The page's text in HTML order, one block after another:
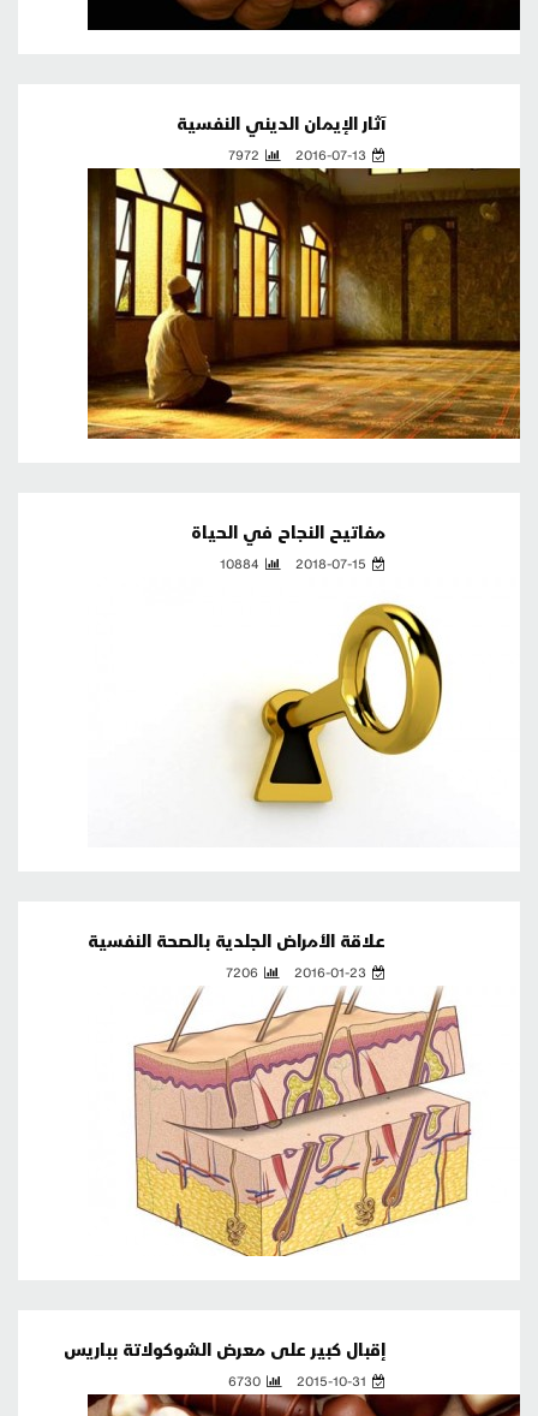
آثار الإيمان الديني النفسية
2016-07-13
7972
مفاتيح النجاح في الحياة
2018-07-15
10884
علاقة الأمراض الجلدية بالصحة النفسية
2016-01-23
7206
إقبال كبير على معرض الشوكولاتة بباريس
2015-10-31
6730